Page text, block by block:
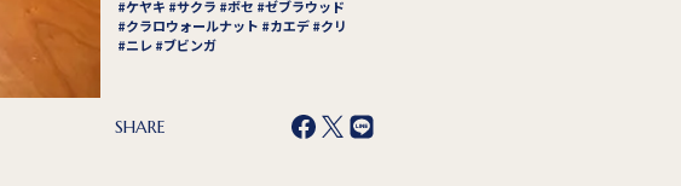
ケヤキ
サクラ ボセ
ゼブラウッド
クラロウォールナット
カエデ
クリ
ニレ
ブビンガ
SHARE